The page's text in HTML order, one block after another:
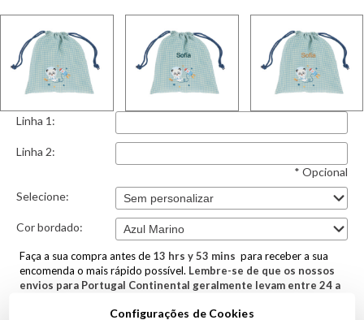
Linha 1:
Linha 2:
* Opcional
Selecione:
Cor bordado:
Faça a sua compra antes de 13 hrs y53 mins para receber a sua
encomenda o mais rápido possível. Lembre-se de que os nossos
envios para Portugal Continental geralmente levam entre 24 a
Configurações de Cookies